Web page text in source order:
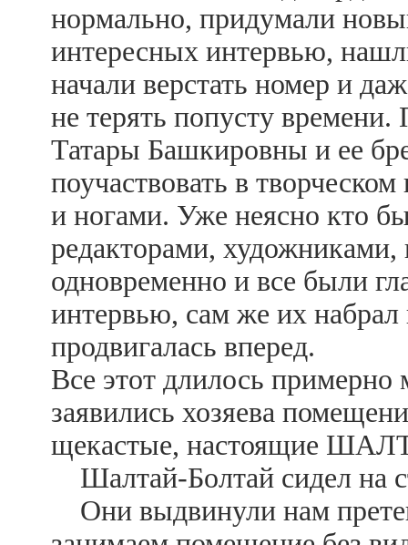
нормально, придумали
интересных интервью,
начали верстать номер и
не терять попусту
Татары Башкировны и ее
поучаствовать в
и ногами. Уже неясно кто
редакторами, художниками,
одновременно и все были
интервью, сам же их набрал
продвигалась вперед.
Все этот длилось
заявились хозяева
щекастые, настоящие
Шалтай-Болтай сидел на
Они выдвинули нам